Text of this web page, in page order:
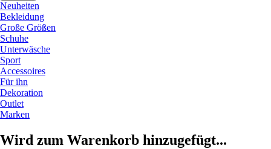
Neuheiten
Bekleidung
Große Größen
Schuhe
Unterwäsche
Sport
Accessoires
Für ihn
Dekoration
Outlet
Marken
Wird zum Warenkorb hinzugefügt...